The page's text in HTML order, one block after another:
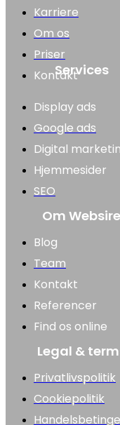
Karriere
Om os
Priser
KontaktServices
Display ads
Google ads
Digital
Hjemmesider
SEO
Om Websire
Blog
Team
Kontakt
Referencer
Find os online
Legal &
Privatlivspolitik
Cookiepolitik